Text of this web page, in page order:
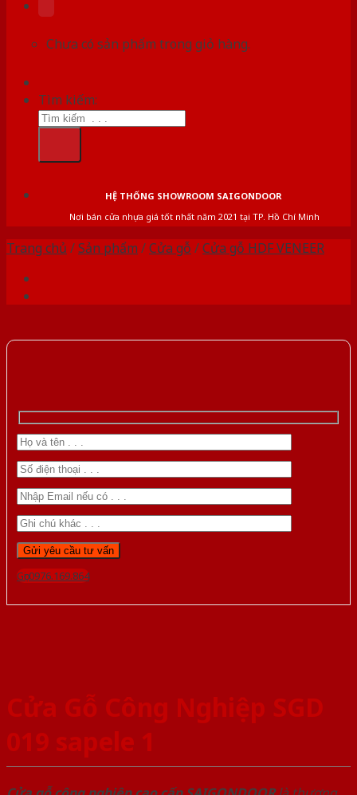
Chưa có sản phẩm trong giỏ hàng.
Tìm kiếm:
HỆ THỐNG SHOWROOM SAIGONDOOR
Nơi bán cửa nhựa giá tốt nhất năm 2021 tại TP. Hồ Chí Minh
Trang chủ /Sản phẩm /Cửa gỗ /Cửa gỗ HDF VENEER
Gọi 0976.169.864
Cửa Gỗ Công Nghiệp SGD
019 sapele 1